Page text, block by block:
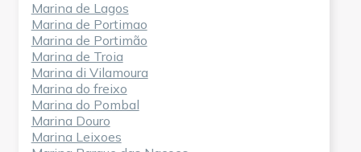
Marina de Lagos
Marina de Portimao
Marina de Portimão
Marina de Troia
Marina di Vilamoura
Marina do freixo
Marina do Pombal
Marina Douro
Marina Leixoes